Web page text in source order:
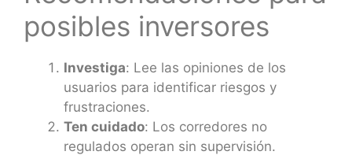
posibles inversores
Investiga: Lee las opiniones de los
usuarios para identificar riesgos y
frustraciones.
Ten cuidado: Los corredores no
regulados operan sin supervisión.